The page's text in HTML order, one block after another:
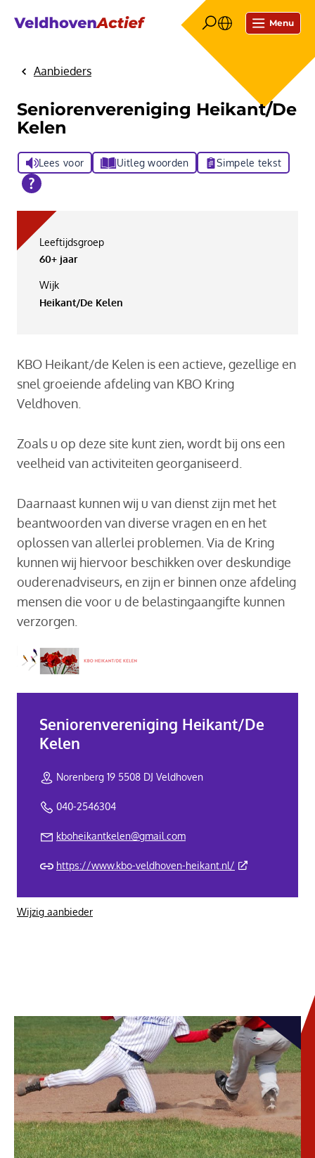
Menu
HomeAanbieders
Seniorenvereniging Heikant/De
Kelen
Lees voor Uitleg woorden Simpele tekst
Leeftijdsgroep
60+ jaar
Wijk
Heikant/De Kelen
KBO Heikant/de Kelen is een actieve, gezellige en
snel groeiende afdeling van KBO Kring
Veldhoven.
Zoals u op deze site kunt zien, wordt bij ons een
veelheid van activiteiten georganiseerd.
Daarnaast kunnen wij u van dienst zijn met het
beantwoorden van diverse vragen en en het
oplossen van allerlei problemen. Via de Kring
kunnen wij hiervoor beschikken over deskundige
ouderenadviseurs, en zijn er binnen onze afdeling
mensen die voor u de belastingaangifte kunnen
verzorgen.
Seniorenvereniging Heikant/De
Kelen
Norenberg 19 5508 DJ Veldhoven
040-2546304
kboheikantkelen@gmail.com
https://www.kbo-veldhoven-heikant.nl/ (Deze link gaat
Wijzig aanbieder